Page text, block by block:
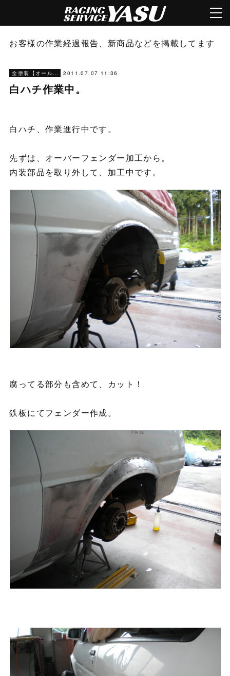
お客様の作業経過報告、新商品などを掲載してます
全塗装【オールペン】 2011.07.07 11:36
白ハチ作業中。
白ハチ、作業進行中です。
先ずは、オーバーフェンダー加工から。
内装部品を取り外して、加工中です。
腐ってる部分も含めて、カット！
鉄板にてフェンダー作成。